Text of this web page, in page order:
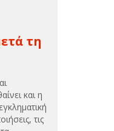
τη
και η
τις